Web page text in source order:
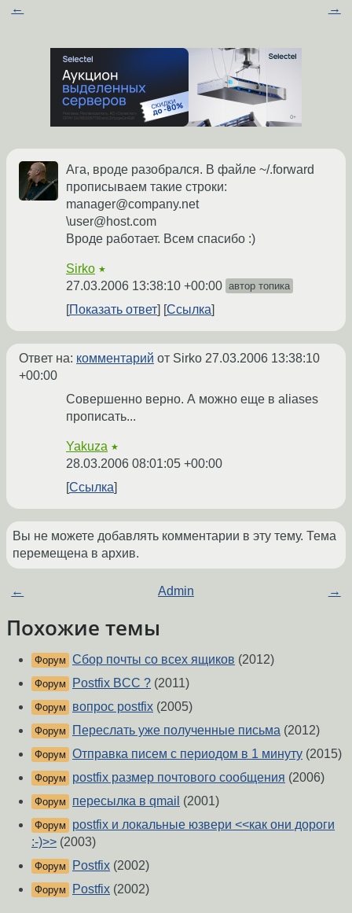
← →
Ага, вроде разобрался. В файле ~/.forward
прописываем такие строки:
manager@company.net
\user@host.com
Вроде работает. Всем спасибо :)
Sirko ★
27.03.2006 13:38:10 +00:00 автор топика
Показать ответ Ссылка
Ответ на: комментарий от Sirko 27.03.2006 13:38:10
+00:00
Совершенно верно. А можно еще в aliases
прописать...
Yakuza ★
28.03.2006 08:01:05 +00:00
Ссылка
Вы не можете добавлять комментарии в эту тему. Тема
перемещена в архив.
← Admin →
Похожие темы
Форум Сбор почты со всех ящиков (2012)
Форум Postfix BCC ? (2011)
Форум вопрос postfix (2005)
Форум Переслать уже полученные письма (2012)
Форум Отправка писем c периодом в 1 минуту (2015)
Форум postfix размер почтового сообщения (2006)
Форум пересылка в qmail (2001)
Форум
postfix и локальные юзвери <<как они дороги
:-)>> (2003)
Форум Postfix (2002)
Форум Postfix (2002)